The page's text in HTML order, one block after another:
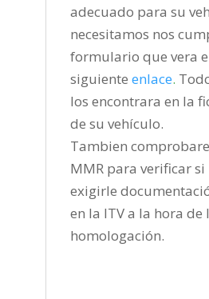
adecuado para su
necesitamos nos
formulario que vera
siguiente enlace.
los encontrara en la
de su vehículo.
Tambien
MMR para verificar
exigirle
en la ITV a la hora de
homologación.